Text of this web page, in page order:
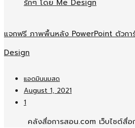
แจกฟรี ภาพพื้นหลัง PowerPoint ตัวก
Design
แอดมินนมสด
August 1, 2021
1
คลังสื่อการสอน.com เว็บไซต์สื่อ